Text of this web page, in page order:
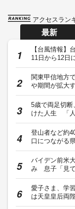
アクセスラン
最新
【台風情報】
11日から12日
関東甲信地方
や期間が拡大
5歳で両足切
けた人生 「
登山者など約
口につながる
バイデン前米
み 息子「見
愛子さま、学
は天皇皇后両